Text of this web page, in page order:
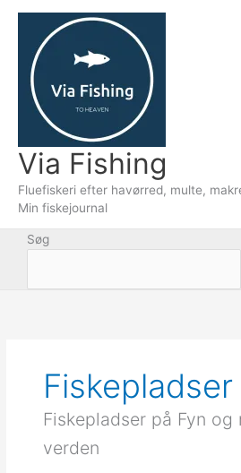
indholdet
Via Fishing
Fluefiskeri efter havørred, multe,
Min fiskejournal
Søg
Fiskepladser
Fiskepladser på Fyn og
verden